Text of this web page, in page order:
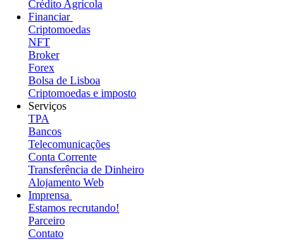
Crédito Agrícola
Financiar
Criptomoedas
NFT
Broker
Forex
Bolsa de Lisboa
Criptomoedas e imposto
Serviços
TPA
Bancos
Telecomunicações
Conta Corrente
Transferência de Dinheiro
Alojamento Web
Imprensa
Estamos recrutando!
Parceiro
Contato